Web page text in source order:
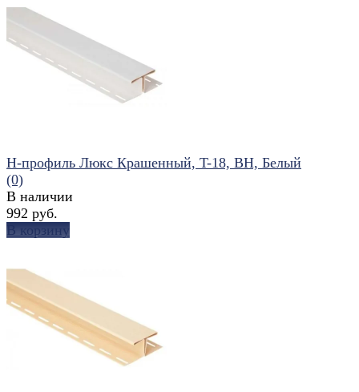
избранное сравнить
избранное сравнить
Н-профиль Люкс Крашенный, T-18, ВН, Белый
(0)
В наличии
992 руб.
В корзину